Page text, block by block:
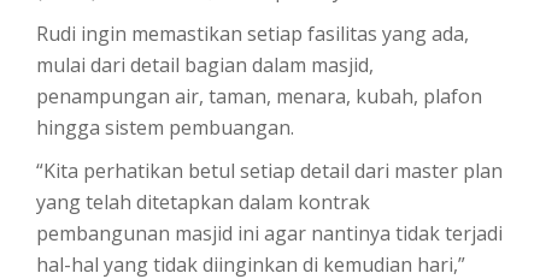
Rudi ingin memastikan setiap fasilitas yang ada,
mulai dari detail bagian dalam masjid,
penampungan air, taman, menara, kubah, plafon
hingga sistem pembuangan.
“Kita perhatikan betul setiap detail dari master plan
yang telah ditetapkan dalam kontrak
pembangunan masjid ini agar nantinya tidak terjadi
hal-hal yang tidak diinginkan di kemudian hari,”